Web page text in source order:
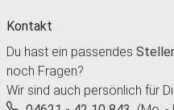
Kontakt
Du hast ein passendes
noch Fragen?
Wir sind auch persönlich für